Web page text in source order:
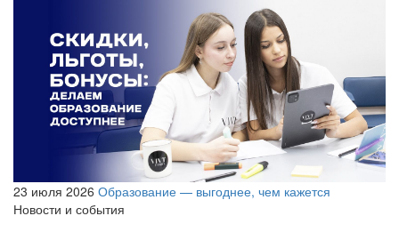
23 июля 2026 Образование — выгоднее, чем кажется
Новости и события